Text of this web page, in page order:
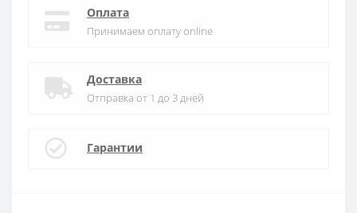
Оплата
Принимаем оплату online
Доставка
Отправка от 1 до 3 дней
Гарантии